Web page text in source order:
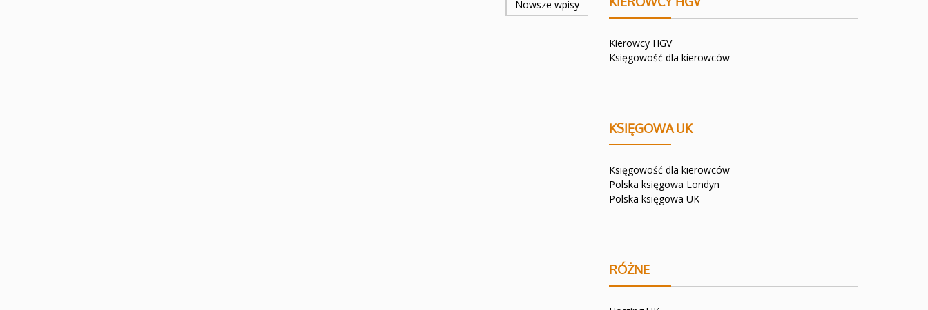
Nowsze wpisy
Kierowcy HGV
Księgowość dla kierowców
KSIĘGOWA UK
Księgowość dla kierowców
Polska księgowa Londyn
Polska księgowa UK
RÓŻNE